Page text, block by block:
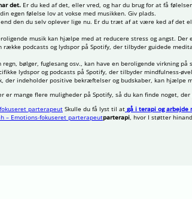
det. Er du ked af det, eller vred, og har du brug for at få
egen følelse lov at vokse med musikken. Giv plads.
den du selv oplever lige nu. Er du træt af at være ked af det
musik kan hjælpe med at reducere stress og angst.
række podcasts og lydspor på Spotify, der tilbyder guidede
regn, bølger, fuglesang osv., kan have en beroligende virkning
lydspor og podcasts på Spotify, der tilbyder mindfulness-
der indeholder positive bekræftelser og budskaber, kan hjælpe
er mange flere muligheder på Spotify, så du kan finde noget,
parterapeut Skulle du få lyst til at gå i terapi og arbejde
– Emotions-fokuseret parterapeutparterapi, hvor I støtter